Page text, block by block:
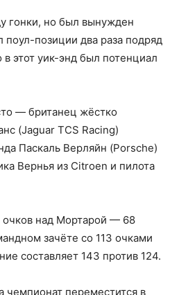
гонки, но был вынужден
поул-позиции два раза подряд
этот уик-энд был потенциал
— британец жёстко
(Jaguar TCS Racing)
Паскаль Верляйн (Porsche)
Вернья из Citroen и пилота
очков над Мортарой — 68
зачёте со 113 очками
составляет 143 против 124.
чемпионат переместится в